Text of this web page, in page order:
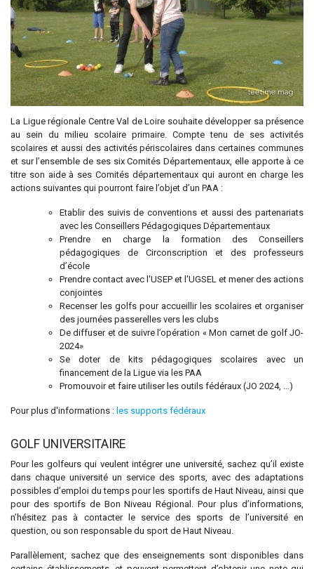
La Ligue régionale Centre Val de Loire souhaite développer sa présence
au sein du milieu scolaire primaire. Compte tenu de ses activités
scolaires et aussi des activités périscolaires dans certaines communes
et sur l’ensemble de ses six Comités Départementaux, elle apporte à ce
titre son aide à ses Comités départementaux qui auront en charge les
actions suivantes qui pourront faire l’objet d’un PAA :
Etablir des suivis de conventions et aussi des partenariats
avec les Conseillers Pédagogiques Départementaux
Prendre en charge la formation des Conseillers
pédagogiques de Circonscription et des professeurs
d’école
Prendre contact avec l'USEP et l'UGSEL et mener des actions
conjointes
Recenser les golfs pour accueillir les scolaires et organiser
des journées passerelles vers les clubs
De diffuser et de suivre l’opération « Mon carnet de golf JO-
2024»
Se doter de kits pédagogiques scolaires avec un
financement de la Ligue via les PAA
Promouvoir et faire utiliser les outils fédéraux (JO 2024, …)
Pour plus d'informations : les supports fédéraux
GOLF UNIVERSITAIRE
Pour les golfeurs qui veulent intégrer une université, sachez qu’il existe
dans chaque université un service des sports, avec des adaptations
possibles d’emploi du temps pour les sportifs de Haut Niveau, ainsi que
pour des sportifs de Bon Niveau Régional. Pour plus d’informations,
n’hésitez pas à contacter le service des sports de l’université en
question, ou son responsable du sport de Haut Niveau.
Parallèlement, sachez que des enseignements sont disponibles dans